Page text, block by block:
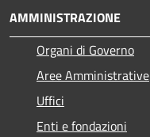
AMMINISTRAZIONE
Organi di Governo
Aree Amministrative
Uffici
Enti e fondazioni